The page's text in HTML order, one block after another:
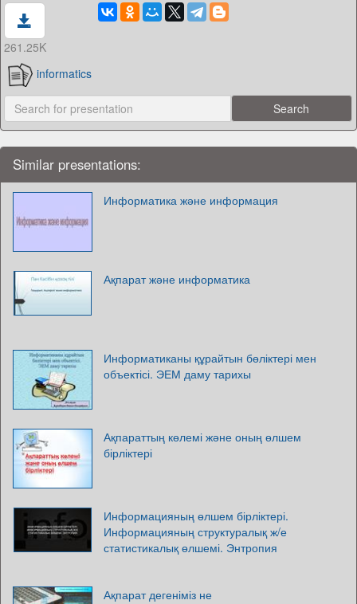
261.25K
informatics
Similar presentations:
Информатика және информация
Ақпарат және информатика
Информатиканы құрайтын бөліктері мен
объектісі. ЭЕМ даму тарихы
Ақпараттың көлемі және оның өлшем
бірліктері
Информацияның өлшем бірліктері.
Информацияның структуралық ж/е
статистикалық өлшемі. Энтропия
Ақпарат дегеніміз не